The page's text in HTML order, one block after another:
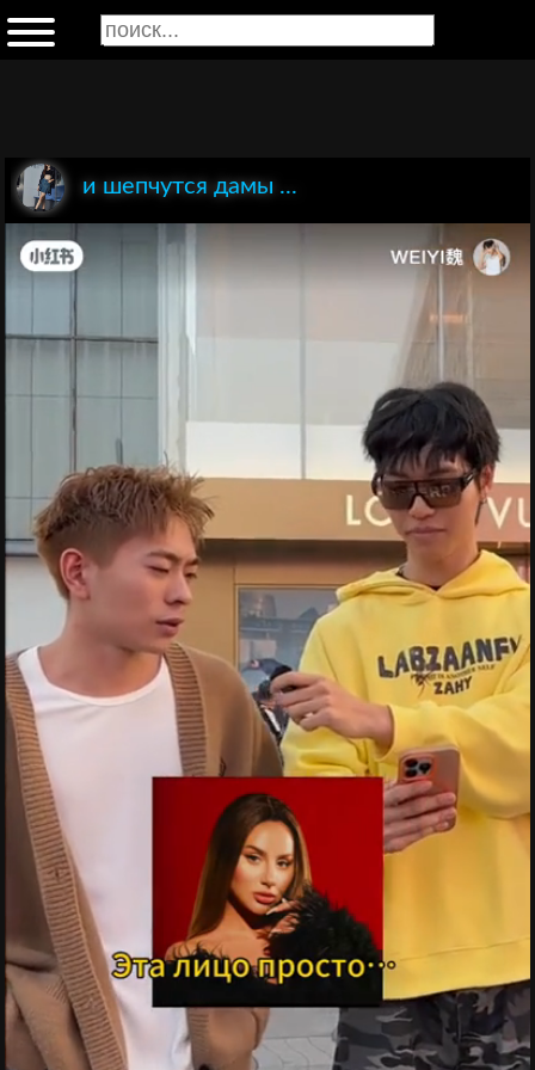
и шепчутся дамы ...